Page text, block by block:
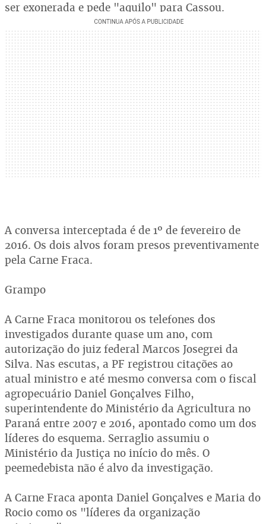
ser exonerada e pede "aquilo" para Cassou.
A conversa interceptada é de 1º de fevereiro de
2016. Os dois alvos foram presos preventivamente
pela Carne Fraca.
Grampo
A Carne Fraca monitorou os telefones dos
investigados durante quase um ano, com
autorização do juiz federal Marcos Josegrei da
Silva. Nas escutas, a PF registrou citações ao
atual ministro e até mesmo conversa com o fiscal
agropecuário Daniel Gonçalves Filho,
superintendente do Ministério da Agricultura no
Paraná entre 2007 e 2016, apontado como um dos
líderes do esquema. Serraglio assumiu o
Ministério da Justiça no início do mês. O
peemedebista não é alvo da investigação.
A Carne Fraca aponta Daniel Gonçalves e Maria do
Rocio como os "líderes da organização